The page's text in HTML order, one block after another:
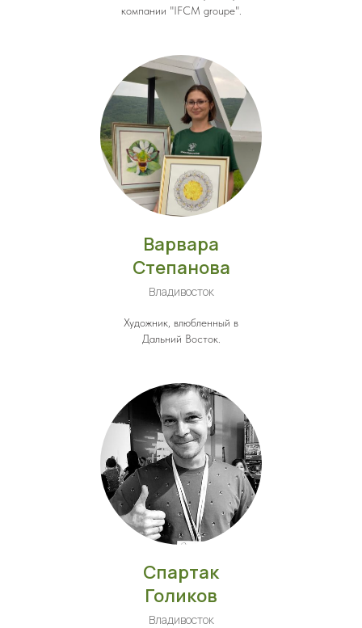
компании "IFCM groupe".
Варвара
Степанова
Владивосток
Художник, влюбленный в
Дальний Восток.
Спартак
Голиков
Владивосток